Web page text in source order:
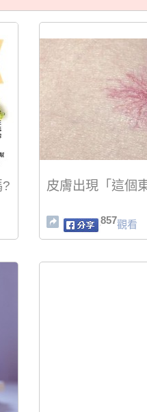
皮膚出現「這個
857觀看